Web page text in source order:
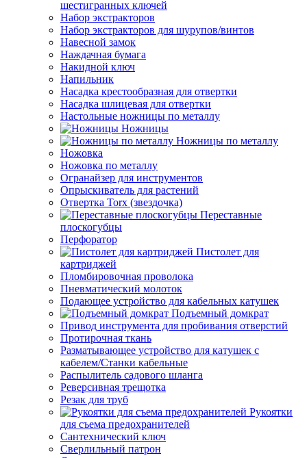
шестигранных ключей
Набор экстракторов
Набор экстракторов для шурупов/винтов
Навесной замок
Наждачная бумага
Накидной ключ
Напильник
Насадка крестообразная для отвертки
Насадка шлицевая для отвертки
Настольные ножницы по металлу
Ножницы
Ножницы по металлу
Ножовка
Ножовка по металлу
Огранайзер для инструментов
Опрыскиватель для растений
Отвертка Torx (звездочка)
Переставные
плоскогубцы
Перфоратор
Пистолет для
картриджей
Пломбировочная проволока
Пневматический молоток
Подающее устройство для кабельных катушек
Подъемный домкрат
Привод инструмента для пробивания отверстий
Протирочная ткань
Разматывающее устройство для катушек с
кабелем/Станки кабельные
Распылитель садового шланга
Реверсивная трещотка
Резак для труб
Рукоятки
для съема предохранителей
Сантехнический ключ
Сверлильный патрон